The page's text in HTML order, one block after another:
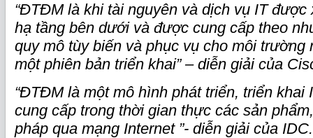
“ĐTĐM là khi tài nguyên và dịch vụ IT
hạ tầng bên dưới và được cung cấp theo
quy mô tùy biến và phục vụ cho môi trường
một phiên bản triển khai” – diễn giải của
“ĐTĐM là một mô hình phát triển, triển khai
cung cấp trong thời gian thực các sản
pháp qua mạng Internet ”- diễn giải của IDC.